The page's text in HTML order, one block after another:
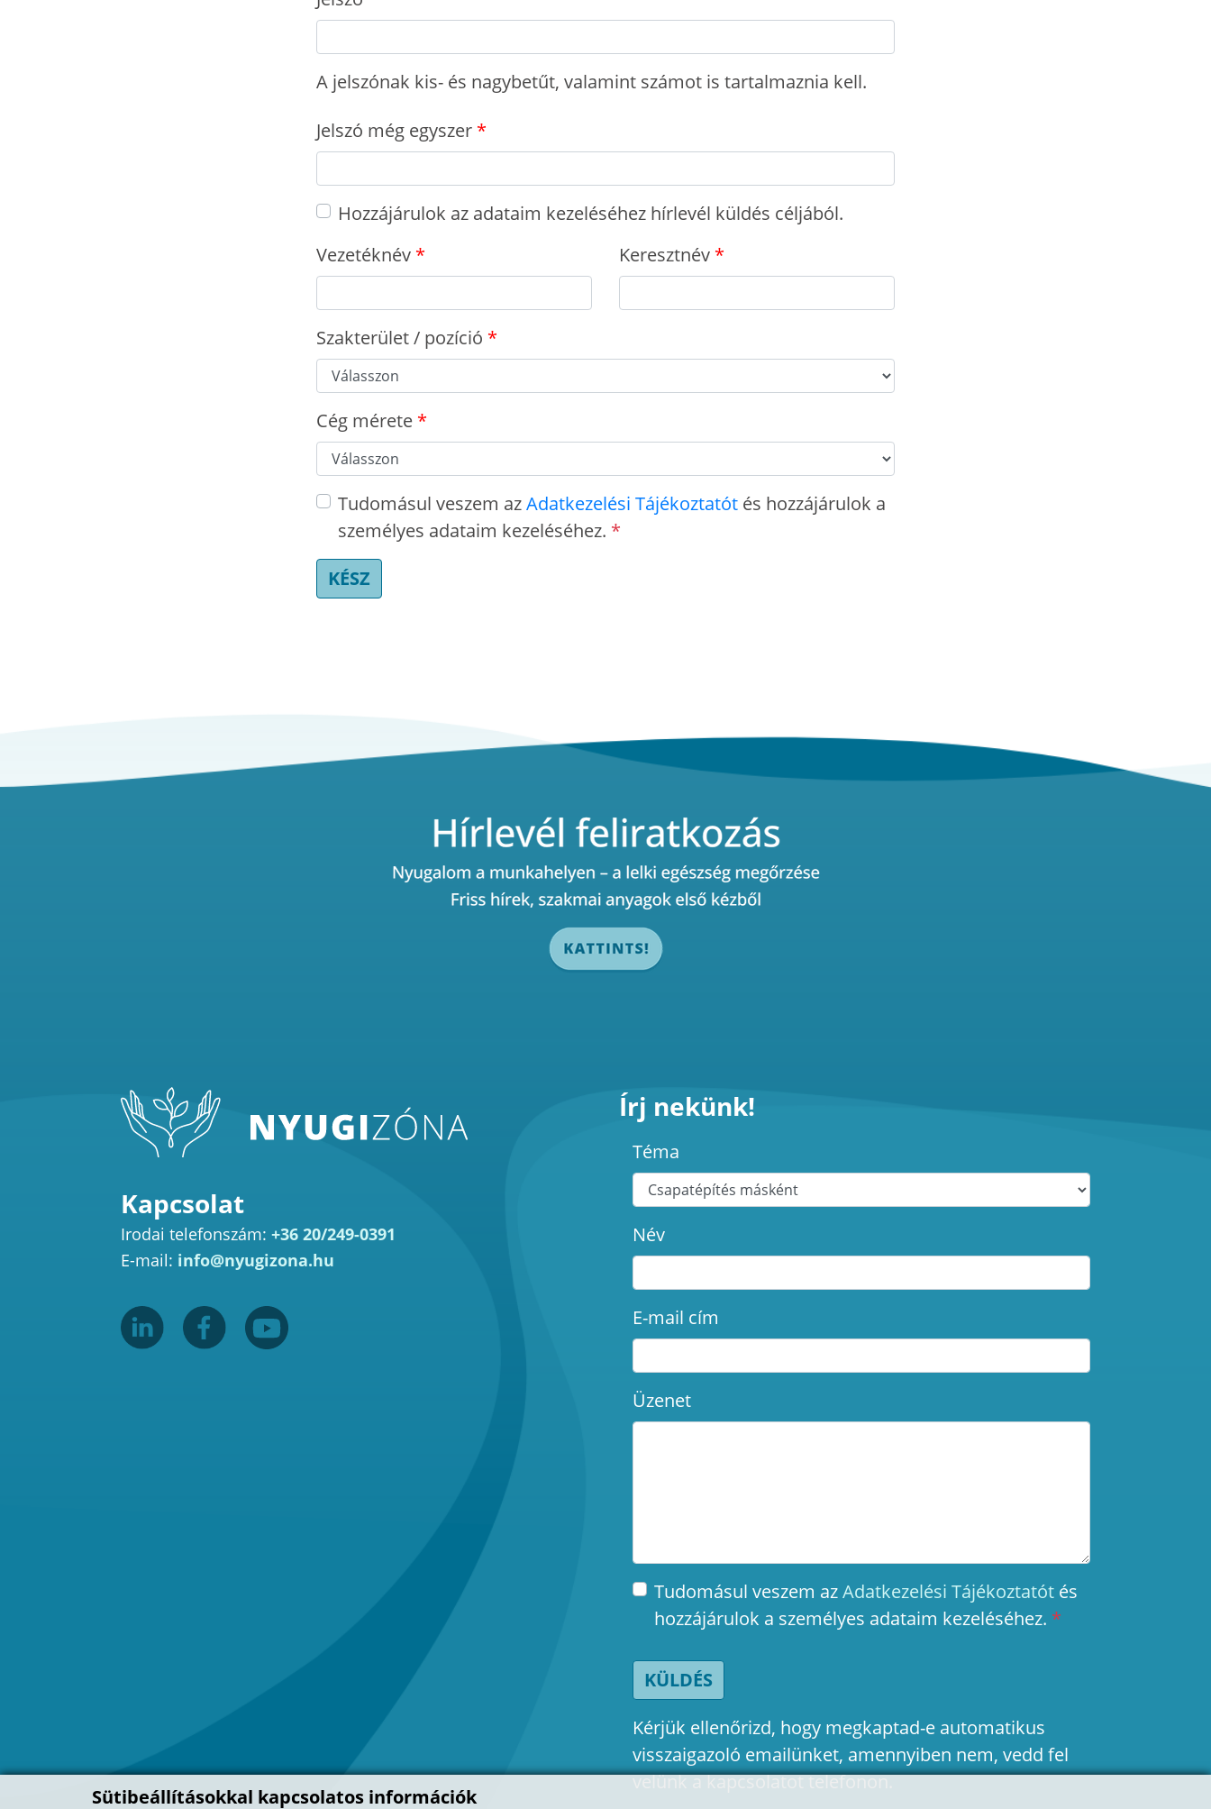
A jelszónak kis- és nagybetűt, valamint számot is tartalmaznia kell.
Jelszó még egyszer
Hozzájárulok az adataim kezeléséhez hírlevél küldés céljából.
Vezetéknév
Keresztnév
Szakterület / pozíció
Cég mérete
Tudomásul veszem azAdatkezelési Tájékoztatót és hozzájárulok a
személyes adataim kezeléséhez. *
KÉSZ
Sütibeállításokkal kapcsolatos információk
Kapcsolat
Irodai telefonszám:+36 20/249-0391
E-mail: info@nyugizona.hu
Írj nekünk!
Téma
Név
E-mail cím
Üzenet
Tudomásul veszem azAdatkezelési Tájékoztatót és
hozzájárulok a személyes adataim kezeléséhez. *
KÜLDÉS
Kérjük ellenőrizd, hogy megkaptad-e automatikus
visszaigazoló emailünket, amennyiben nem, vedd fel
velünk a kapcsolatot telefonon.